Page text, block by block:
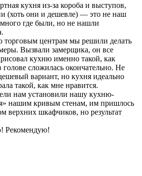
кухня из-за короба и выступов,
(хоть они и дешевле) — это не наш
где были, но не нашли
торговым центрам мы решили делать
Вызвали замерщика, он все
кухню именно такой, как
голове сложилась окончательно. Не
вариант, но кухня идеально
такой, как мне нравится.
нам установили нашу кухню-
нашим кривым стенам, им пришлось
верхних шкафчиков, но результат
Рекомендую!